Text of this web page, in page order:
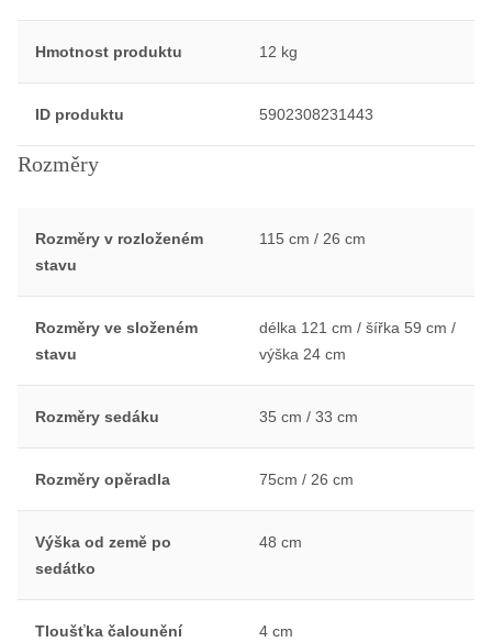
Hmotnost produktu 12 kg
ID produktu 5902308231443
Rozměry
Rozměry v rozloženém
stavu
115 cm / 26 cm
Rozměry ve složeném
stavu
délka 121 cm / šířka 59 cm /
výška 24 cm
Rozměry sedáku 35 cm / 33 cm
Rozměry opěradla 75cm / 26 cm
Výška od země po
sedátko
48 cm
Tloušťka čalounění 4 cm